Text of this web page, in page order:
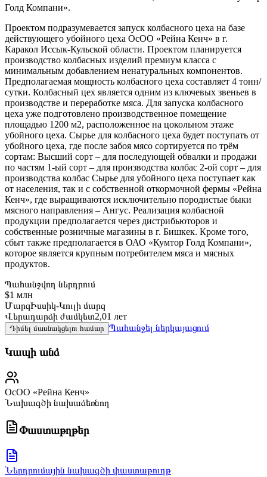
Голд Компани».
Проектом подразумевается запуск колбасного цеха на базе
действующего убойного цеха ОсОО «Рейна Кенч» в г.
Каракол Иссык-Кульской области. Проектом планируется
производство колбасных изделий премиум класса с
минимальным добавлением ненатуральных компонентов.
Предполагаемая мощность колбасного цеха составляет 4 тонн/
сутки. Колбасный цех является одним из ключевых звеньев в
производстве и переработке мяса. Для запуска колбасного
цеха уже подготовлено производственное помещение
площадью 1200 м2, расположенное на цокольном этаже
убойного цеха. Сырье для колбасного цеха будет поступать от
убойного цеха, где после забоя мясо сортируется по трём
сортам: Высший сорт – для последующей обвалки и продажи
по частям 1-ый сорт – для производства колбас 2-ой сорт – для
производства колбас Сырье для убойного цеха поступает как
от населения, так и с собственной откормочной фермы «Рейна
Кенч», где выращиваются исключительно породистые быки
мясного направления – Ангус. Реализация колбасной
продукции предполагается через дистрибьюторов и
собственные розничные магазины в г. Бишкек. Кроме того,
сбыт также предполагается в ОАО «Кумтор Голд Компани»,
которое является крупным потребителем мяса и мясных
продуктов.
Պահանջվող ներդրում
$1 млн
ՄարզԻսսիկ-Կուլի մարզ
Վերադարձի ժամկետ2,01 лет
Դիմել մասնակցելու համար Պահանջել ներկայացում
Կապի անձ
ОсОО «Рейна Кенч»
Նախագծի նախաձեռնող
Փաստաթղթեր
Ներդրումային նախագծի փաստաթուղթ